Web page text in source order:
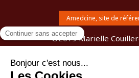
Amedcine, site de
©2019 Marielle
Accompagnatrice du
communication psycho